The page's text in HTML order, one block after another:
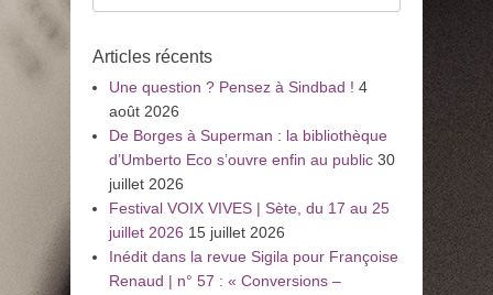
pour
Articles récents
Une question ? Pensez à Sindbad ! 4
août 2026
De Borges à Superman : la bibliothèque
d’Umberto Eco s’ouvre enfin au public 30
juillet 2026
Festival VOIX VIVES | Sète, du 17 au 25
juillet 2026 15 juillet 2026
Inédit dans la revue Sigila pour Françoise
Renaud | n° 57 : « Conversions –